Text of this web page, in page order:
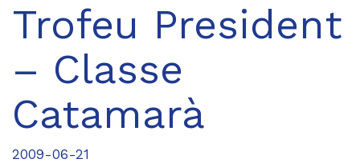
Trofeu President
– Classe
Catamarà
2009-06-21